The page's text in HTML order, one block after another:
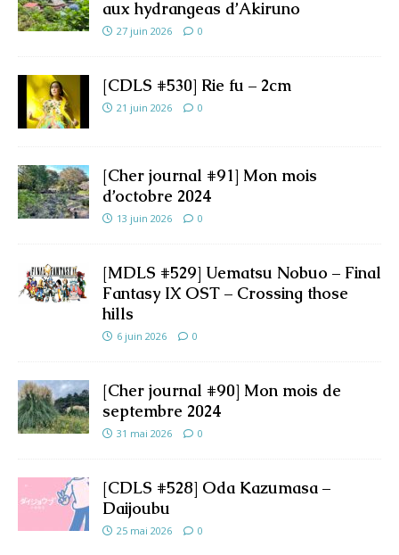
aux hydrangeas d’Akiruno
27 juin 2026 0
[CDLS #530] Rie fu – 2cm
21 juin 2026 0
[Cher journal #91] Mon mois
d’octobre 2024
13 juin 2026 0
[MDLS #529] Uematsu Nobuo – Final
Fantasy IX OST – Crossing those
hills
6 juin 2026 0
[Cher journal #90] Mon mois de
septembre 2024
31 mai 2026 0
[CDLS #528] Oda Kazumasa –
Daijoubu
25 mai 2026 0